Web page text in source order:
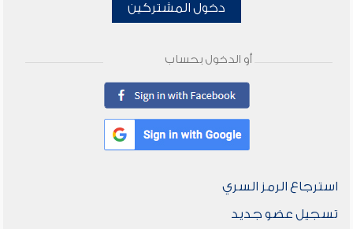
دخول المشتركين
أو الدخول بحساب
استرجاع الرمز السري
تسجيل عضو جديد